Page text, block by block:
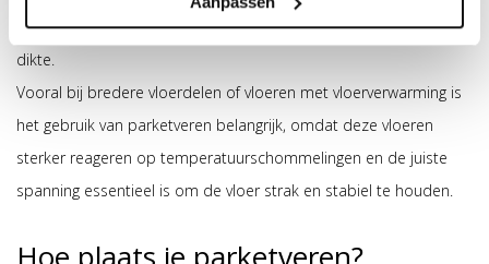
geschikt is voor vloeren van vijftien tot tweeëntwintig millimeter
dikte.
Vooral bij bredere vloerdelen of vloeren met vloerverwarming is
het gebruik van parketveren belangrijk, omdat deze vloeren
sterker reageren op temperatuurschommelingen en de juiste
spanning essentieel is om de vloer strak en stabiel te houden.